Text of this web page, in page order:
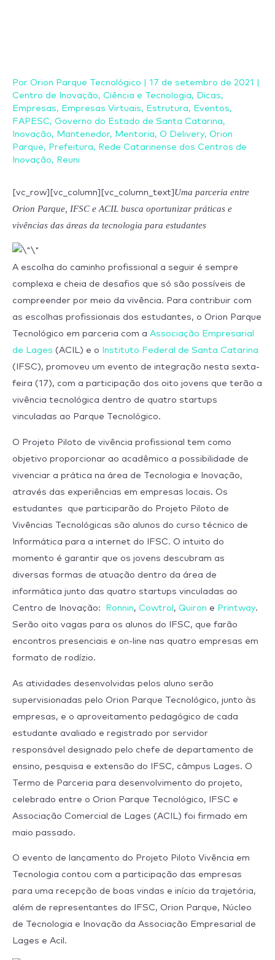
Por Orion Parque Tecnológico | 17 de setembro de 2021 |
Centro de Inovação, Ciência e Tecnologia, Dicas,
Empresas, Empresas Virtuais, Estrutura, Eventos,
FAPESC, Governo do Estado de Santa Catarina,
Inovação, Mantenedor, Mentoria, O Delivery, Orion
Parque, Prefeitura, Rede Catarinense dos Centros de
Inovação, Reuni
[vc_row][vc_column][vc_column_text] Uma parceria entre
Orion Parque, IFSC e ACIL busca oportunizar práticas e
vivências das áreas da tecnologia para estudantes
A escolha do caminho profissional a seguir é sempre
complexa e cheia de desafios que só são possíveis de
compreender por meio da vivência. Para contribuir com
as escolhas profissionais dos estudantes, o Orion Parque
Tecnológico em parceria com a Associação Empresarial
de Lages (ACIL) e o Instituto Federal de Santa Catarina
(IFSC), promoveu um evento de integração nesta sexta-
feira (17), com a participação dos oito jovens que terão a
vivência tecnológica dentro de quatro startups
vinculadas ao Parque Tecnológico.
O Projeto Piloto de vivência profissional tem como
objetivo proporcionar ao acadêmico a possibilidade de
vivenciar a prática na área de Tecnologia e Inovação,
através das experiências em empresas locais. Os
estudantes que participarão do Projeto Piloto de
Vivências Tecnológicas são alunos do curso técnico de
Informática para a internet do IFSC. O intuito do
momento é garantir que os jovens descubram as
diversas formas de atuação dentro da área de
informática junto das quatro startups vinculadas ao
Centro de Inovação:
Ronnin, Cowtrol , Quiron e Printway.
Serão oito vagas para os alunos do IFSC, que farão
encontros presenciais e on-line nas quatro empresas em
formato de rodízio.
As atividades desenvolvidas pelos aluno serão
supervisionadas pelo Orion Parque Tecnológico, junto às
empresas, e o aproveitamento pedagógico de cada
estudante avaliado e registrado por servidor
responsável designado pelo chefe de departamento de
ensino, pesquisa e extensão do IFSC, câmpus Lages. O
Termo de Parceria para desenvolvimento do projeto,
celebrado entre o Orion Parque Tecnológico, IFSC e
Associação Comercial de Lages (ACIL) foi firmado em
maio passado.
O evento de lançamento do Projeto Piloto Vivência em
Tecnologia contou com a participação das empresas
para uma recepção de boas vindas e início da trajetória,
além de representantes do IFSC, Orion Parque, Núcleo
de Tecnologia e Inovação da Associação Empresarial de
Lages e Acil.